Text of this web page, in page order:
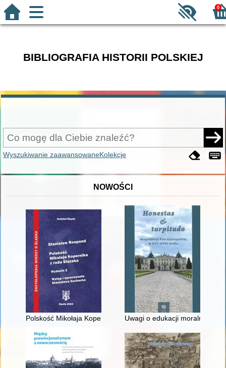
0
BIBLIOGRAFIA HISTORII POLSKIEJ
Wyszukiwanie zaawansowaneKolekcje
NOWOŚCI
Polskość Mikołaja Kopernika z rodu ŚlązakaUwagi o edukacji moralnej